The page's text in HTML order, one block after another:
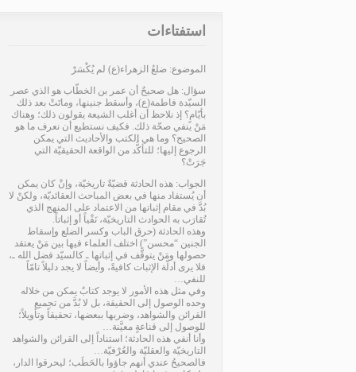
استفتاءات
الموضوع: ضلعُ الزهراء(ع) لم يُكْسَرْ
سؤال: هل صحيحٌ أن عمر بن الخطّاب هو الذي عصر
السيّدة فاطمة(ع)، وأسقط جنينها، وماتَتْ بعد ذلك
بأيّامٍ؟ إذ نلاحظ أن أغلب الشيعة يقولون ذلك؛ وهناك
مَنْ ينفي صحّة ذلك. فكيف نستطيع أن نعرف ما هو
الصحيح؟ وما هي الكتب والأحاديث التي يمكن
الرجوع إليها؛ للتأكُّد من الواقعة الحقيقيّة التي
جَرَتْ؟
الجواب: هذه الحادثة قضيّةٌ تاريخيّة، وإنْ كان يمكن
أن يُستفاد منها في بعض المباحث العقائديّة، ولكنْ لا
بُدَّ في مقام إثباتها من الاعتماد على المنهج الذي
تُقارَب به الحوادث التاريخيّة، نَفْياً أو إثباتاً.
وهذه الحادثة (حرق الباب وكسر الضلع وإسقاط
الجنين “محسن”) اختلف العلماء فيها بين مَنْ يعتقد
حصولها ومَنْ يتوقَّف في إثباتها ـ كالسيّد فضل الله ـ،
فلا يرى أدلّة الإثبات كافيةً، وأيضاً لا يجد دليلاً تامّاً
للنفي…
وفي مثل هذه الأمور لا يوجد كتابٌ يمكن من خلاله
وحده الوصول إلى الحقيقة، بل لا بُدَّ من تجميع
القرائن والشواهد، وضربها ببعضها، تحقيقاً وتأويلاً؛
للوصول إلى قناعةٍ معيَّنة…
وأنا أنفي هذه الحادثة؛ استناداً إلى القرائن والشواهد
التاريخيّة والعقليّة والعُرْفيّة…
فالصحيحُ عندي أنهم جاؤوا بالحَطَب؛ ليحرقوا الدار،